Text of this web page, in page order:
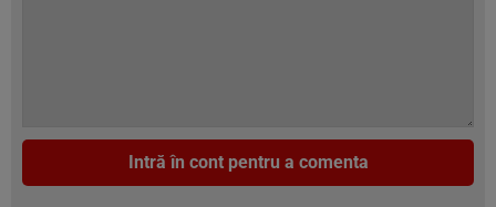
Intră în cont pentru a comenta